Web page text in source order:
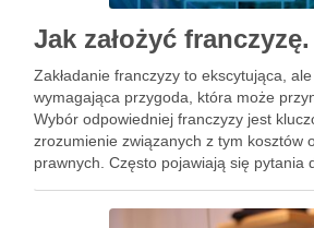
Jak założyć franczyzę.
Zakładanie franczyzy to ekscytująca,
wymagająca przygoda, która może
Wybór odpowiedniej franczyzy jest
zrozumienie związanych z tym kosztów
prawnych. Często pojawiają się pytania
przygotować się na ten krok. Warto